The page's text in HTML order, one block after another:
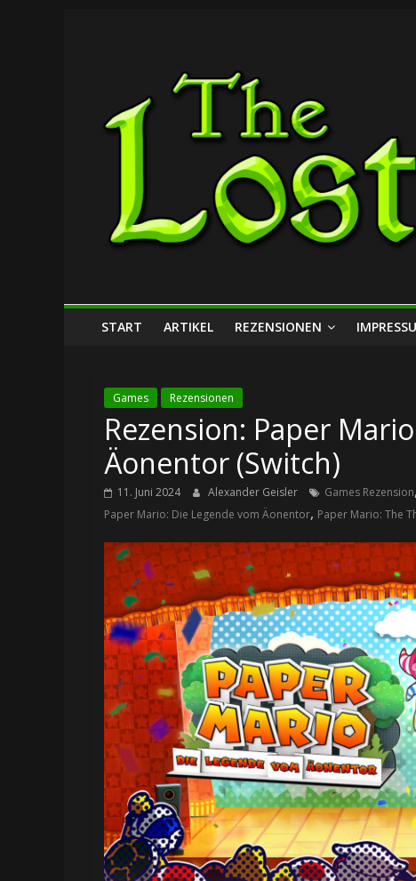
Lost
Dungeon
START ARTIKEL REZENSIONEN
Games Rezensionen
Rezension: Paper
Äonentor (Switch)
11. Juni 2024 Alexander Geisler Games Rezension,
Paper Mario: Die Legende vom Äonentor, Paper Mario: The